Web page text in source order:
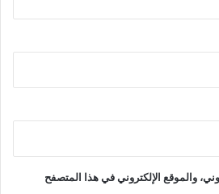
والموقع الإلكتروني في هذا المتصفح